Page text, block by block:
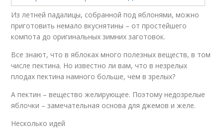
Из летней падалицы, собранной под яблонями, можно
приготовить немало вкуснятины – от простейшего
компота до оригинальных зимних заготовок.
Все знают, что в яблоках много полезных веществ, в том
числе пектина. Но известно ли вам, что в незрелых
плодах пектина намного больше, чем в зрелых?
А пектин – вещество желирующее. Поэтому недозрелые
яблочки – замечательная основа для джемов и желе.
Несколько идей